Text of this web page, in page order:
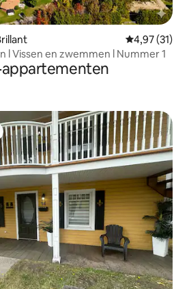
Gemiddelde
4,97 (31)
l Vissen en zwemmen l Nummer 1
appartementen